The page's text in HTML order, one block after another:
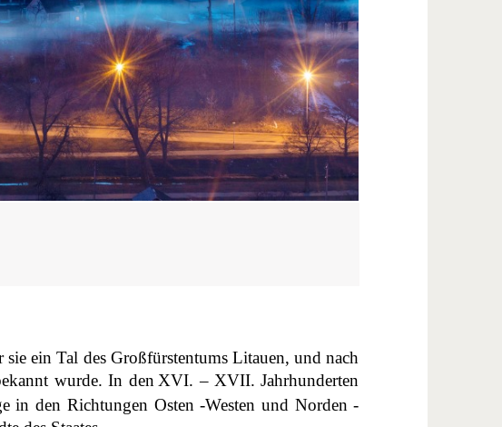
ein Tal des Großfürstentums Litauen, und nach
wurde. In den XVI. – XVII. Jahrhunderten
in den Richtungen Osten -Westen und Norden -